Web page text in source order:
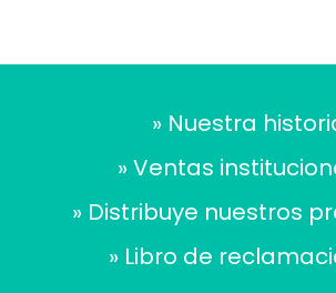
» Nuestra
» Ventas
» Distribuye nuestros
» Libro de